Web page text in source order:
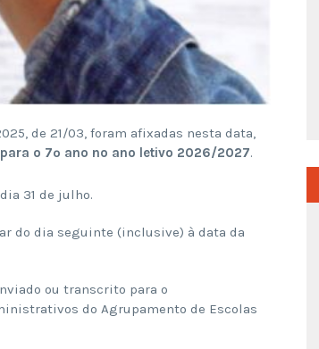
de 21/03, foram afixadas nesta data,
o 7º ano no ano letivo 2026/2027.
31 de julho.
do dia seguinte (inclusive) à data da
ou transcrito para o
do Agrupamento de Escolas